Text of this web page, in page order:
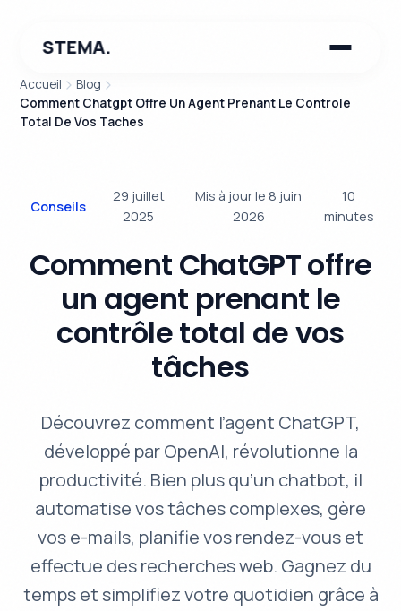
STEMA.
Accueil
Blog
Comment Chatgpt Offre Un Agent Prenant Le Controle
Total De Vos Taches
Conseils
29 juillet
2025
Mis à jour le 8 juin
2026
10
minutes
Comment ChatGPT offre
un agent prenant le
contrôle total de vos
tâches
Découvrez comment l’agent ChatGPT,
développé par OpenAI, révolutionne la
productivité. Bien plus qu’un chatbot, il
automatise vos tâches complexes, gère
vos e-mails, planifie vos rendez-vous et
effectue des recherches web. Gagnez du
temps et simplifiez votre quotidien grâce à